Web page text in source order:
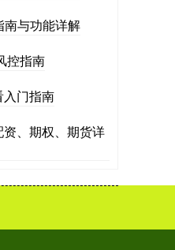
与功能详解
控指南
入门指南
、期权、期货详